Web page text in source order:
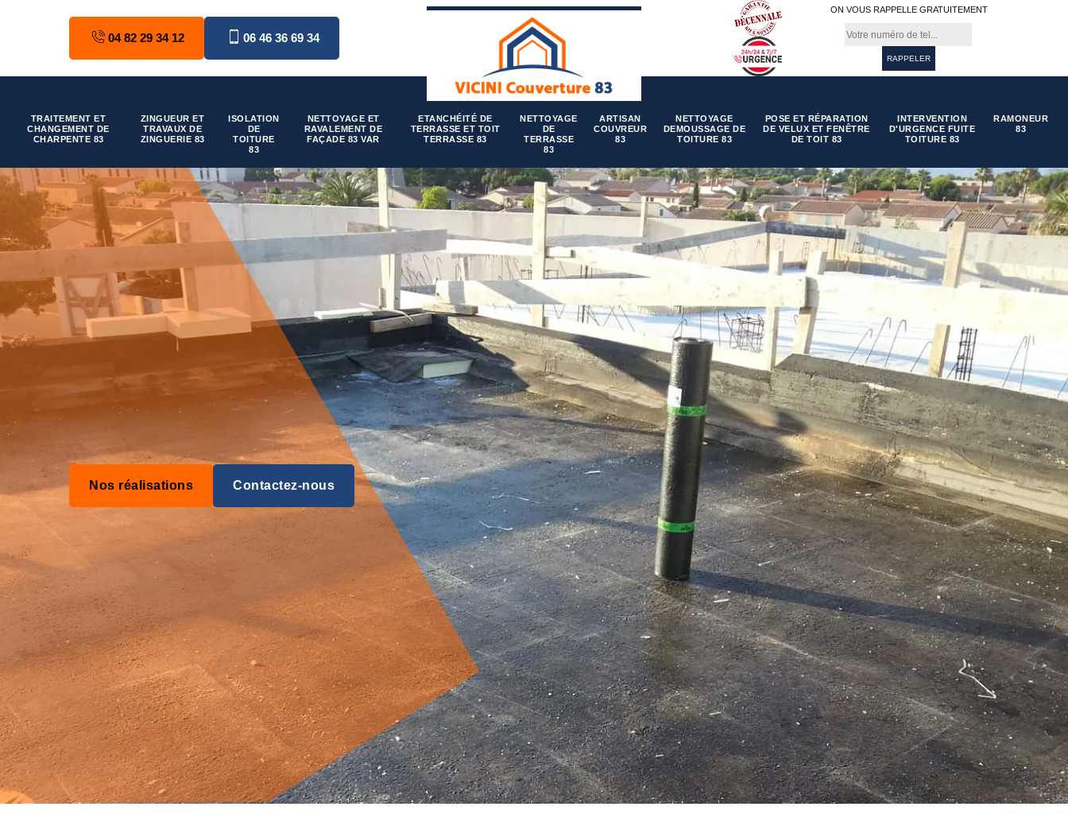
04 82 29 34 12 06 46 36 69 34
ON VOUS RAPPELLE GRATUITEMENT
TRAITEMENT ET
CHANGEMENT DE
CHARPENTE 83
ZINGUEUR ET
TRAVAUX DE
ZINGUERIE 83
ISOLATION
DE
TOITURE
83
NETTOYAGE ET
RAVALEMENT DE
FAÇADE 83 VAR
ETANCHÉITÉ DE
TERRASSE ET TOIT
TERRASSE 83
NETTOYAGE
DE
TERRASSE
83
ARTISAN
COUVREUR
83
NETTOYAGE
DEMOUSSAGE DE
TOITURE 83
POSE ET RÉPARATION
DE VELUX ET FENÊTRE
DE TOIT 83
INTERVENTION
D'URGENCE FUITE
TOITURE 83
RAMONEUR
83
Nos réalisations Contactez-nous